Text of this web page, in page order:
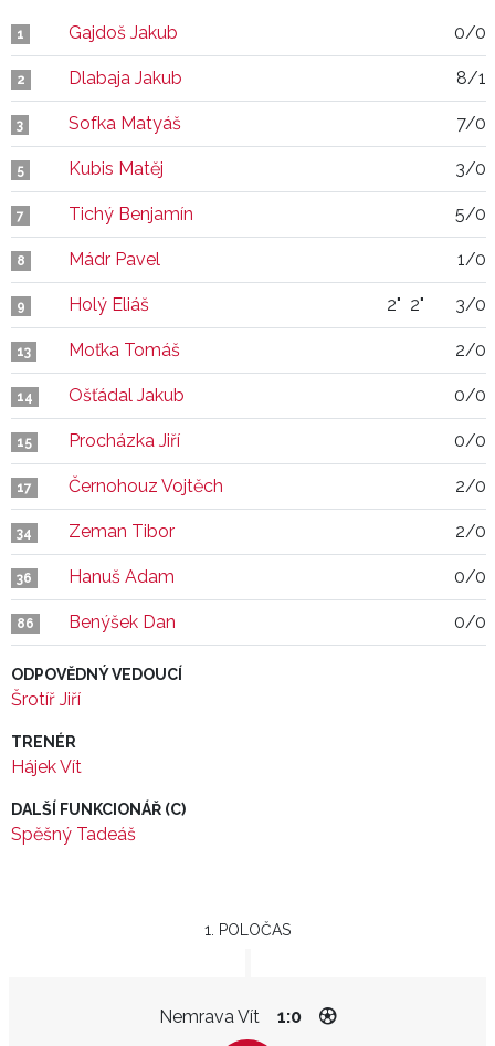
1 Gajdoš Jakub 0/0
2 Dlabaja Jakub 8/1
3 Sofka Matyáš 7/0
5 Kubis Matěj 3/0
7 Tichý Benjamín 5/0
8 Mádr Pavel 1/0
9 Holý Eliáš 2" 2" 3/0
13 Moťka Tomáš 2/0
14 Ošťádal Jakub 0/0
15 Procházka Jiří 0/0
17 Černohouz Vojtěch 2/0
34 Zeman Tibor 2/0
36 Hanuš Adam 0/0
86 Benýšek Dan 0/0
ODPOVĚDNÝ VEDOUCÍ
Šrotíř Jiří
TRENÉR
Hájek Vít
DALŠÍ FUNKCIONÁŘ (C)
Spěšný Tadeáš
1. POLOČAS
Nemrava Vít 1:0